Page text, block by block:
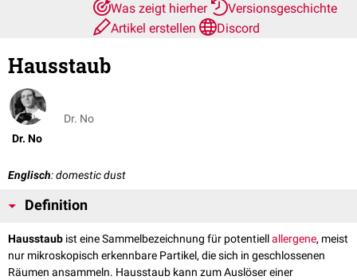
Was zeigt hierher
Versionsgeschichte
Artikel erstellen
Discord
Hausstaub
Dr. No
Dr. No
Englisch: domestic dust
Definition
Hausstaub ist eine Sammelbezeichnung für potentiellallergene, meist
nur mikroskopisch erkennbare Partikel, die sich in geschlossenen
Räumen ansammeln. Hausstaub kann zum Auslöser einer